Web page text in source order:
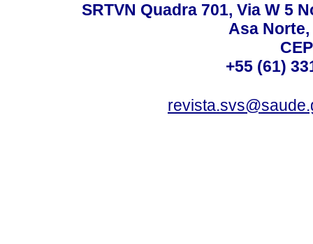
SRTVN Quadra 701, Via W 5
Asa
+55 (61)